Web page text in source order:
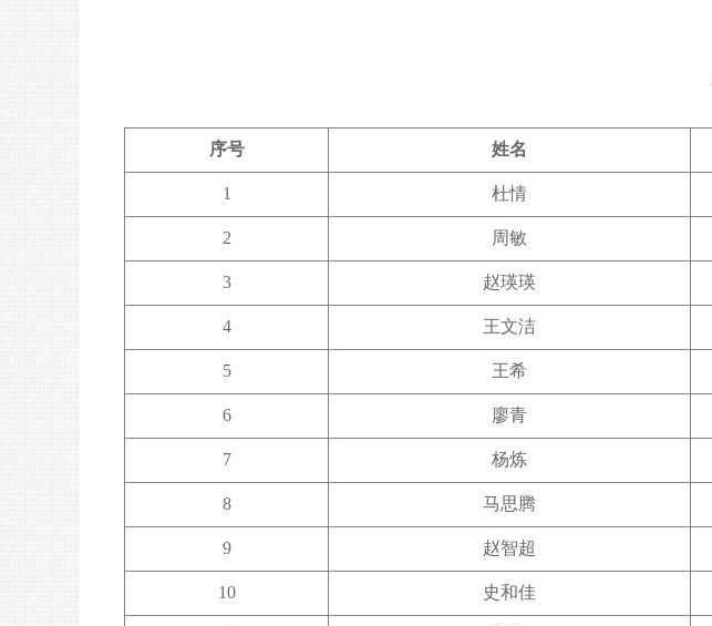
序号 姓名
1 杜情
2 周敏
3 赵瑛瑛
4 王文洁
5 王希
6 廖青
7 杨炼
8 马思腾
9 赵智超
10 史和佳